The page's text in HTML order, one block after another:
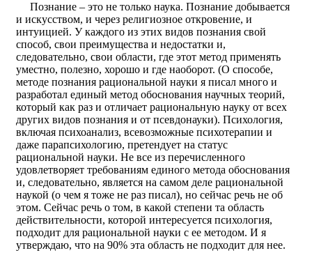
Познание – это не только наука. Познание добывается
и искусством, и через религиозное откровение, и
интуицией. У каждого из этих видов познания свой
способ, свои преимущества и недостатки и,
следовательно, свои области, где этот метод применять
уместно, полезно, хорошо и где наоборот. (О способе,
методе познания рациональной науки я писал много и
разработал единый метод обоснования научных теорий,
который как раз и отличает рациональную науку от всех
других видов познания и от псевдонауки). Психология,
включая психоанализ, всевозможные психотерапии и
даже парапсихологию, претендует на статус
рациональной науки. Не все из перечисленного
удовлетворяет требованиям единого метода обоснования
и, следовательно, является на самом деле рациональной
наукой (о чем я тоже не раз писал), но сейчас речь не об
этом. Сейчас речь о том, в какой степени та область
действительности, которой интересуется психология,
подходит для рациональной науки с ее методом. И я
утверждаю, что на 90% эта область не подходит для нее.